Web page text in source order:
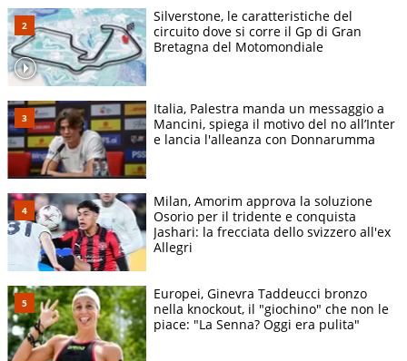
Silverstone, le caratteristiche del
circuito dove si corre il Gp di Gran
Bretagna del Motomondiale
Italia, Palestra manda un messaggio a
Mancini, spiega il motivo del no all’Inter
e lancia l'alleanza con Donnarumma
Milan, Amorim approva la soluzione
Osorio per il tridente e conquista
Jashari: la frecciata dello svizzero all'ex
Allegri
Europei, Ginevra Taddeucci bronzo
nella knockout, il "giochino" che non le
piace: "La Senna? Oggi era pulita"